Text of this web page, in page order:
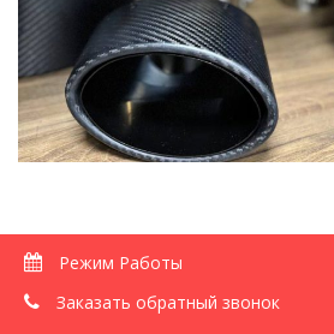
Режим Работы
Заказать обратный звонок